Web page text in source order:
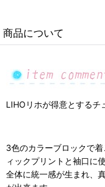
商品について
LIHOリホが得意とするチ
3色のカラーブロックで
ィックプリントと袖口に
全体に統一感が生まれ、